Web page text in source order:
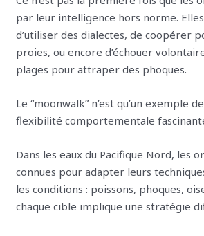
par leur intelligence hors norme.
d’utiliser des dialectes, de coopérer
proies, ou encore d’échouer
plages pour attraper des phoques.
Le “moonwalk” n’est qu’un exemple
flexibilité comportementale
Dans les eaux du Pacifique Nord, les
connues pour adapter leurs
les conditions : poissons, phoques,
chaque cible implique une stratégie